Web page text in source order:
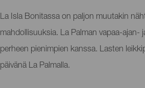
La Isla Bonitassa on paljon muutakin
mahdollisuuksia. La Palman vapaa-
perheen pienimpien kanssa. Lasten
päivänä La Palmalla.